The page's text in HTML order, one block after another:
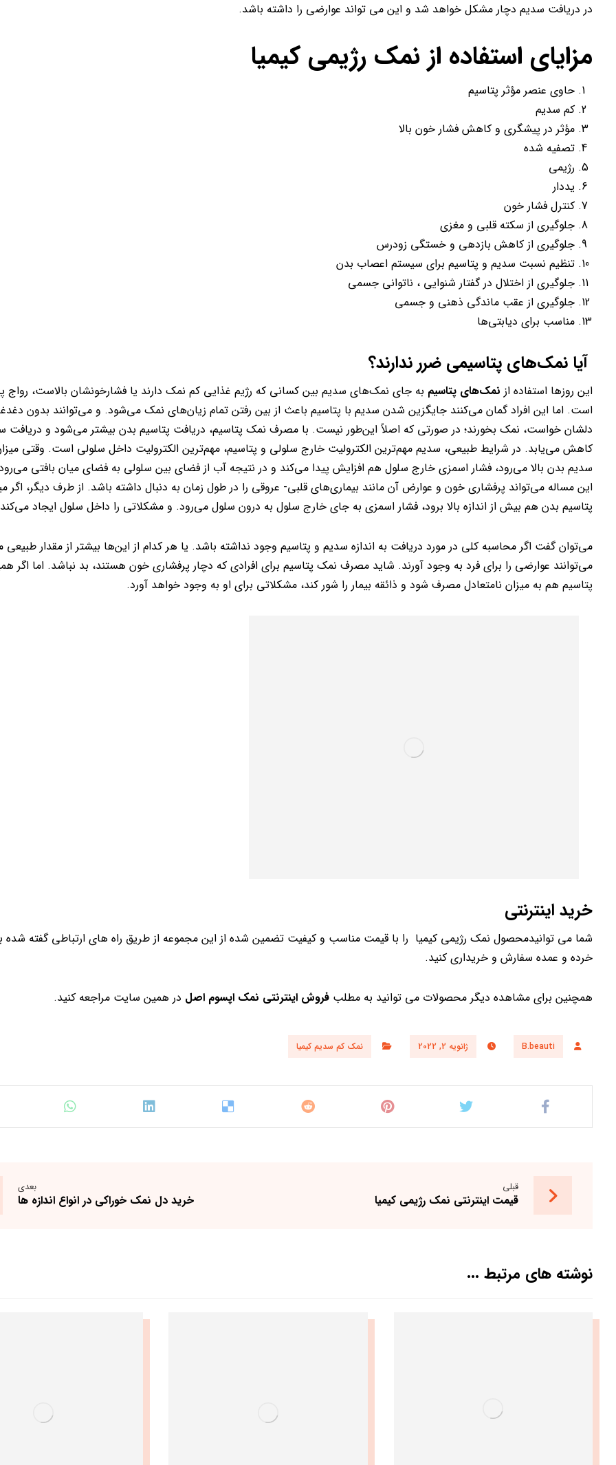
در دریافت سدیم دچار مشکل خواهد شد و این می تواند عوارضی را داشته باشد.
مزایای استفاده از نمک رژیمی کیمیا
حاوی عنصر مؤثر پتاسیم
کم سدیم
مؤثر در پیشگری و کاهش فشار خون بالا
تصفیه شده
رژیمی
یددار
کنترل فشار خون
جلوگیری از سکته قلبی و مغزی
جلوگیری از کاهش بازدهی و خستگی زودرس
تنظیم نسبت سدیم و پتاسیم برای سیستم اعصاب بدن
جلوگیری از اختلال در گفتار شنوایی ، ناتوانی جسمی
جلوگیری از عقب ماندگی ذهنی و جسمی
مناسب برای دیابتی‌ها
آیا نمک‌های پتاسیمی ضرر ندارند؟
این روزها استفاده ازنمک‌های پتاسیم به جای نمک‌های سدیم بین کسانی که رژیم غذایی کم نمک دارند یا فشارخونشان بالاست، رواج
است. اما این افراد گمان می‌کنند جایگزین شدن سدیم با پتاسیم باعث از بین رفتن تمام زیان‌های نمک می‌شود. و می‌توانند بدون
دلشان خواست، نمک بخورند؛ در صورتی که اصلاً این‌طور نیست. با مصرف نمک پتاسیم، دریافت پتاسیم بدن بیشتر می‌شود و دریافت
کاهش می‌یابد. در شرایط طبیعی، سدیم مهم‌ترین الکترولیت خارج سلولی و پتاسیم، مهم‌ترین الکترولیت داخل سلولی است. وقتی
سدیم بدن بالا می‌رود، فشار اسمزی خارج سلول هم افزایش پیدا می‌کند و در نتیجه آب از فضای بین سلولی به فضای میان بافتی
این مساله می‌تواند پرفشاری خون و عوارض آن مانند بیماری‌های قلبی- عروقی را در طول زمان به دنبال داشته باشد. از طرف دیگر، اگر
پتاسیم بدن هم بیش از اندازه بالا برود، فشار اسمزی به جای خارج سلول به درون سلول می‌رود. و مشکلاتی را داخل سلول ایجاد
می‌توان گفت اگر محاسبه کلی در مورد دریافت به اندازه سدیم و پتاسیم وجود نداشته باشد. یا هر کدام از این‌ها بیشتر از مقدار
می‌توانند عوارضی را برای فرد به وجود آورند. شاید مصرف نمک پتاسیم برای افرادی که دچار پرفشاری خون هستند، بد نباشد. اما اگر
پتاسیم هم به میزان نامتعادل مصرف شود و ذائقه بیمار را شور کند، مشکلاتی برای او به وجود خواهد آورد.
خرید اینترنتی
شما می توانیدمحصول نمک رژیمی کیمیا را با قیمت مناسب و کیفیت تضمین شده از این مجموعه از طریق راه های ارتباطی گفته
خرده و عمده سفارش و خریداری کنید.
همچنین برای مشاهده دیگر محصولات می توانید به مطلب فروش اینترنتی نمک اپسوم اصل در همین سایت مراجعه کنید.
B.beauti ژانویه 2, 2022 نمک کم سدیم کیمیا
قبلی
قیمت اینترنتی نمک رژیمی کیمیا
بعدی
خرید دل نمک خوراکی در انواع اندازه ها
نوشته های مرتبط ...